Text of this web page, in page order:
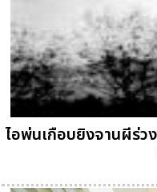
ไอพ่นเกือบยิงจานผีร่ว